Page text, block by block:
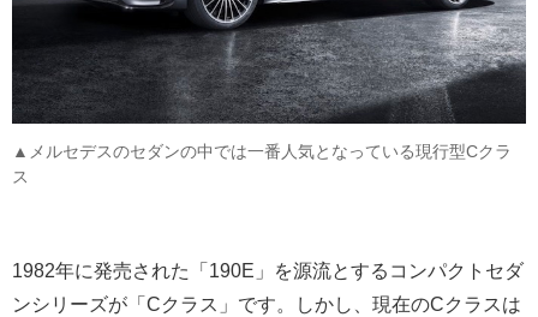
▲メルセデスのセダンの中では一番人気となっている現行型Cクラ
ス
1982年に発売された「190E」を源流とするコンパクトセダ
ンシリーズが「Cクラス」です。しかし、現在のCクラスは